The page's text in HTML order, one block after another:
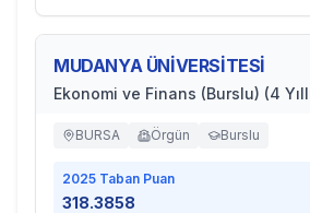
MUDANYA ÜNİVERSİTESİ
Ekonomi ve Finans (Burslu) (4
BURSA Örgün Burslu
2025 Taban Puan
318.3858